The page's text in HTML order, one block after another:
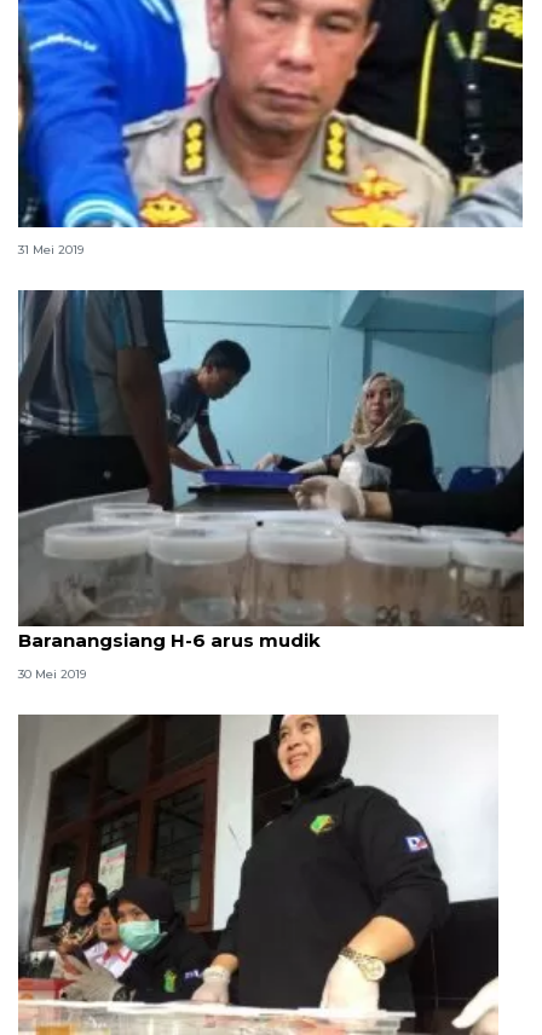
Polda Sumsel tes urine sopir bus angkutan Lebaran
31 Mei 2019
Seorang terindikasi narkoba di Terminal
Baranangsiang H-6 arus mudik
30 Mei 2019
Puluhan sopir bus di Terminal Jombor dites urine